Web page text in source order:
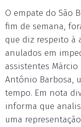
O empate do São
fim de semana,
que diz respeito à
anulados em
assistentes
Antônio Barbosa,
tempo. Em nota
informa que
uma